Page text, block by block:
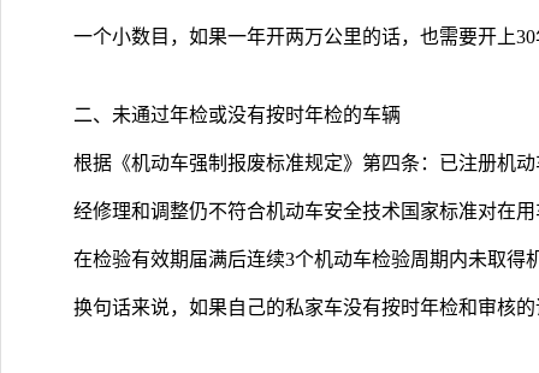
一个小数目，如果一年开两万公里的话，也需要开上
二、未通过年检或没有按时年检的车辆
根据《机动车强制报废标准规定》第四条：已注册机
经修理和调整仍不符合机动车安全技术国家标准对在
在检验有效期届满后连续3个机动车检验周期内未取得
换句话来说，如果自己的私家车没有按时年检和审核